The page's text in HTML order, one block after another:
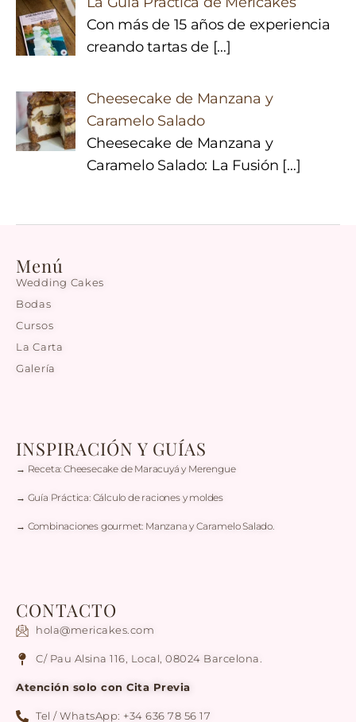
Con más de 15 años de experiencia
creando tartas de […]
Cheesecake de Manzana y
Caramelo Salado
Cheesecake de Manzana y
Caramelo Salado: La Fusión […]
Menú
Wedding Cakes
Bodas
Cursos
La Carta
Galería
INSPIRACIÓN Y GUÍAS
→ Receta: Cheesecake de Maracuyá y Merengue
→ Guía Práctica: Cálculo de raciones y moldes
→ Combinaciones gourmet: Manzana y Caramelo Salado.
CONTACTO
hola@mericakes.com
C/ Pau Alsina 116, Local, 08024 Barcelona.
Atención solo con Cita Previa
Tel / WhatsApp: +34 636 78 56 17